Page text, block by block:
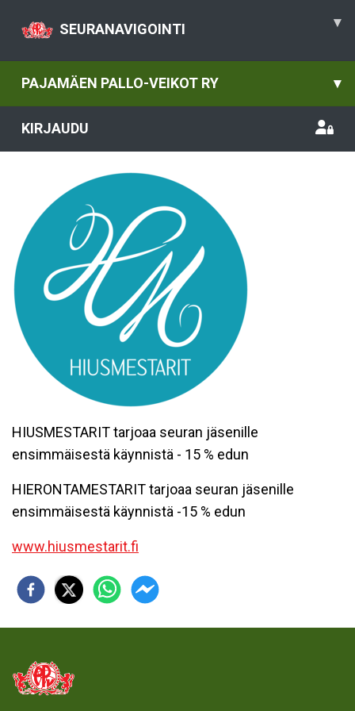
SEURANAVIGOINTI ▾
PAJAMÄEN PALLO-VEIKOT RY ▾
KIRJAUDU
HIUSMESTARIT tarjoaa seuran jäsenille
ensimmäisestä käynnistä - 15 % edun
HIERONTAMESTARIT tarjoaa seuran jäsenille
ensimmäisestä käynnistä -15 % edun
www.hiusmestarit.fi